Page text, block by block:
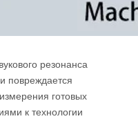
резонанса
повреждается
готовых
к технологии